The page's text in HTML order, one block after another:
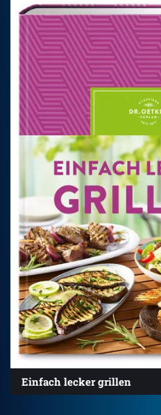
Einfach lecker grillen